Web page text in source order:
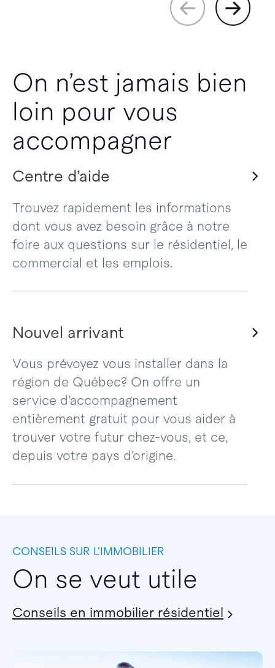
On n’est jamais bien
loin pour vous
accompagner
Centre d’aide
Trouvez rapidement les informations
dont vous avez besoin grâce à notre
foire aux questions sur le résidentiel, le
commercial et les emplois.
Nouvel arrivant
Vous prévoyez vous installer dans la
région de Québec? On offre un
service d’accompagnement
entièrement gratuit pour vous aider à
trouver votre futur chez-vous, et ce,
depuis votre pays d’origine.
CONSEILS SUR L’IMMOBILIER
On se veut utile
Conseils en immobilier résidentiel